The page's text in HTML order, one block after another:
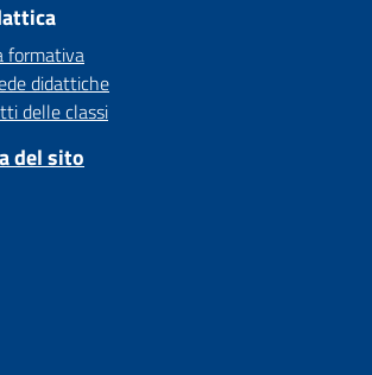
formativa
didattiche
delle classi
del sito